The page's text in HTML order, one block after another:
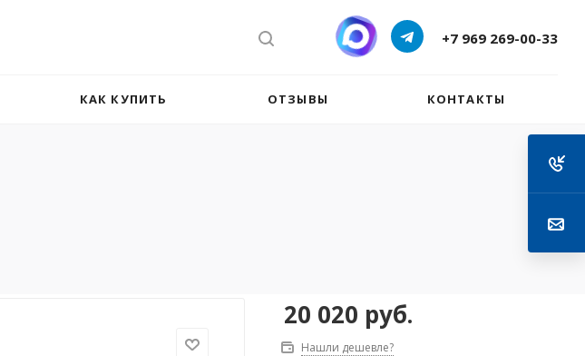
+7 969 269-00-33
КАК КУПИТЬ ОТЗЫВЫ КОНТАКТЫ
20 020 руб.
Нашли дешевле?